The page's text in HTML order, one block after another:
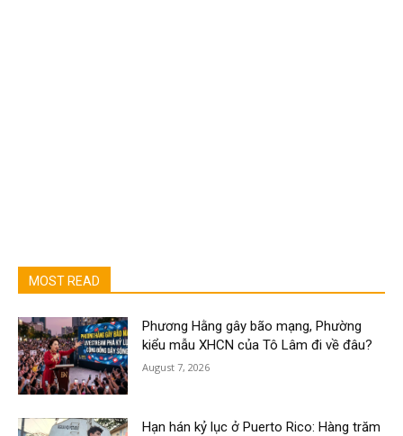
MOST READ
Phương Hằng gây bão mạng, Phường
kiểu mẫu XHCN của Tô Lâm đi về đâu?
August 7, 2026
Hạn hán kỷ lục ở Puerto Rico: Hàng trăm